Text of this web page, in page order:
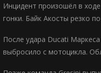
Инцидент произошёл в
гонки. Байк Акосты резко
После удара Ducati
выбросило с мотоцикла.